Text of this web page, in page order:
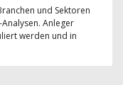
und Sektoren
Anleger
werden und in